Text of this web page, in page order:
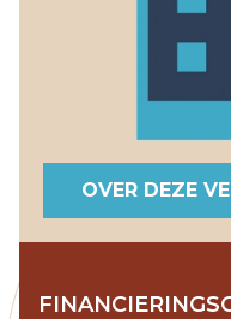
OVER DEZE